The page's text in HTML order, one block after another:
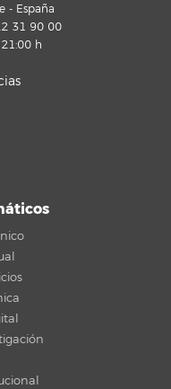
- España
31 90 00
21:00 h